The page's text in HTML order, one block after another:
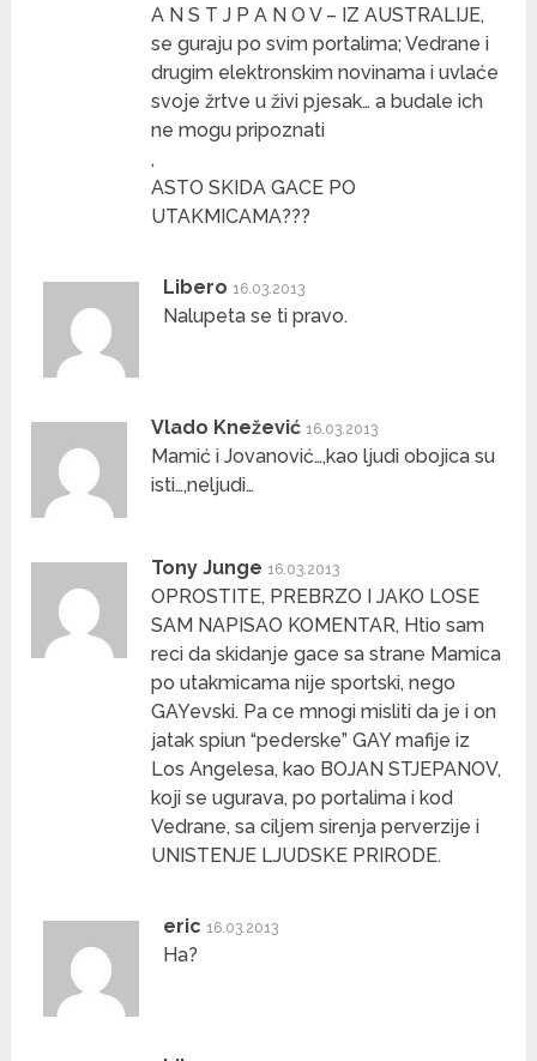
A N S T J P A N O V – IZ AUSTRALIJE,
se guraju po svim portalima; Vedrane i
drugim elektronskim novinama i uvlaće
svoje žrtve u živi pjesak… a budale ich
ne mogu pripoznati
,
ASTO SKIDA GACE PO
UTAKMICAMA???
Libero 16.03.2013
Nalupeta se ti pravo.
Vlado Knežević 16.03.2013
Mamić i Jovanović…,kao ljudi obojica su
isti…,neljudi…
Tony Junge 16.03.2013
OPROSTITE, PREBRZO I JAKO LOSE
SAM NAPISAO KOMENTAR, Htio sam
reci da skidanje gace sa strane Mamica
po utakmicama nije sportski, nego
GAYevski. Pa ce mnogi misliti da je i on
jatak spiun “pederske” GAY mafije iz
Los Angelesa, kao BOJAN STJEPANOV,
koji se ugurava, po portalima i kod
Vedrane, sa ciljem sirenja perverzije i
UNISTENJE LJUDSKE PRIRODE.
eric 16.03.2013
Ha?